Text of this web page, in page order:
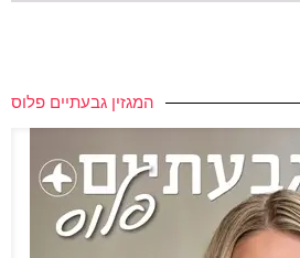
המגזין גבעתיים פלוס